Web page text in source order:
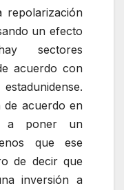
repolarización
un efecto
sectores
acuerdo con
de acuerdo en
a poner un
que ese
de decir que
inversión a